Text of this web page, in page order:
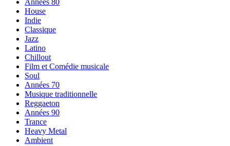
Années 80
House
Indie
Classique
Jazz
Latino
Chillout
Film et Comédie musicale
Soul
Années 70
Musique traditionnelle
Reggaeton
Années 90
Trance
Heavy Metal
Ambient